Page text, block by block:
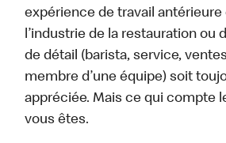
expérience de travail antérieure
l’industrie de la restauration ou
de détail (barista, service,
membre d’une équipe) soit
appréciée. Mais ce qui compte
vous êtes.